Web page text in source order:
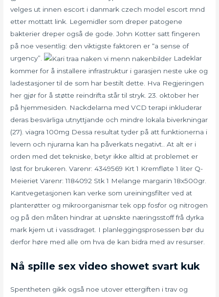
velges ut innen escort i danmark czech model escort mnd
etter mottatt link. Legemidler som dreper patogene
bakterier dreper også de gode. John Kotter satt fingeren
på noe vesentlig: den viktigste faktoren er “a sense of
urgency”.
Ladeklar
kommer for å installere infrastruktur i garasjen neste uke og
ladestasjoner til de som har bestilt dette. Hva Regjeringen
her gjør for å støtte reindrifta står til stryk. 23. oktober her
på hjemmesiden. Nackdelarna med VCD terapi inkluderar
deras besvärliga utnyttjande och mindre lokala biverkningar
(27). viagra 100mg Dessa resultat tyder på att funktionerna i
levern och njurarna kan ha påverkats negativt.. At alt er i
orden med det tekniske, betyr ikke alltid at problemet er
løst for brukeren. Varenr: 4349569 Krt 1 Kremfløte 1 liter Q-
Meieriet Varenr: 1184092 Stk 1 Melange margarin 18x500gr.
Kantvegetasjonen kan verke som ureiningsfilter ved at
planterøtter og mikroorganismar tek opp fosfor og nitrogen
og på den måten hindrar at uønskte næringsstoff frå dyrka
mark kjem ut i vassdraget. I planleggingsprosessen bør du
derfor høre med alle om hva de kan bidra med av resurser.
Nå spille sex video showet svart kuk
Spentheten gikk også noe utover ettergiften i trav og